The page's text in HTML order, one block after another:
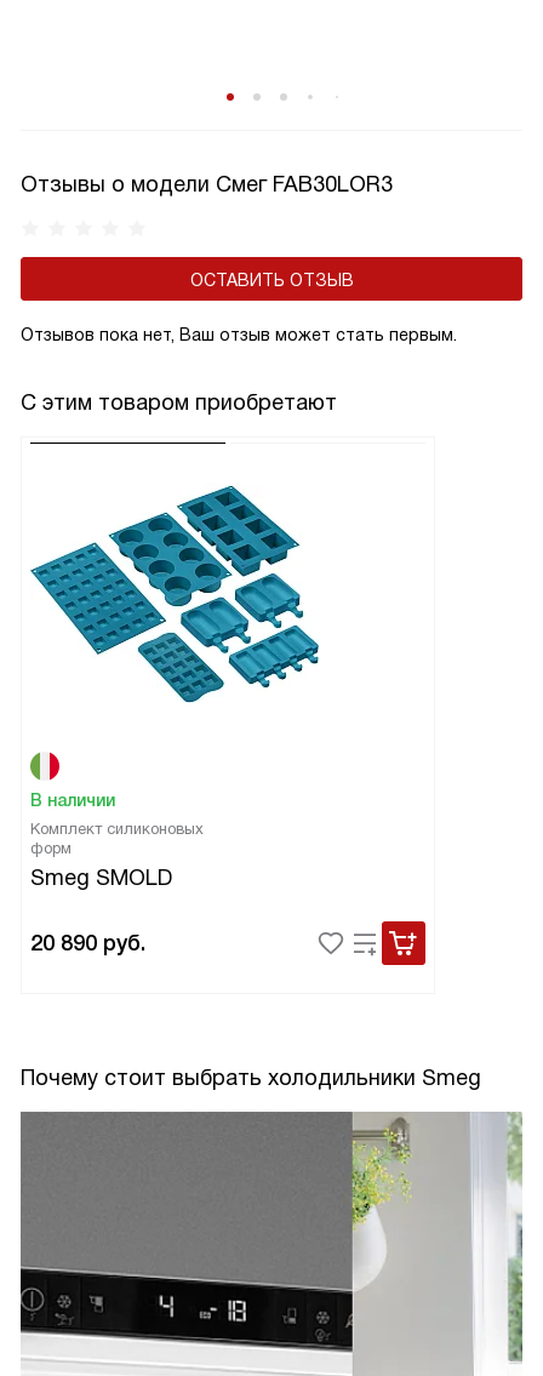
Отзывы о модели Смег FAB30LOR3
ОСТАВИТЬ ОТЗЫВ
Отзывов пока нет, Ваш отзыв может стать первым.
С этим товаром приобретают
В наличии
Комплект силиконовых
форм
Smeg SMOLD
20 890 руб.
Почему стоит выбрать холодильники Smeg